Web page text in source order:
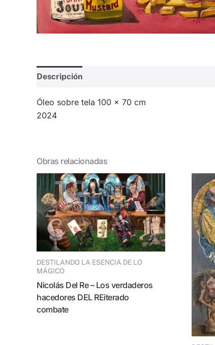
Descripción
Óleo sobre tela 100 x 70 cm
2024
Obras relacionadas
DESTILANDO LA ESENCIA DE LO
MÁGICO
Nicolás Del Re – Los verdaderos
hacedores DEL REiterado
combate